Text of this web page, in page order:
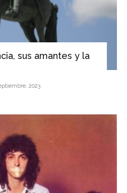
sus amantes y la
2023